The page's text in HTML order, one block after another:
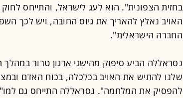
בחזית הצפונית". הוא לעג לישראל, והתייחס
האויב נאלץ להאריך את גיוס החובה, ויש לכך
החברה הישראלית".
נסראללה הביע סיפוק מהישגי ארגון טרור
שלנו להתיש את האויב בכלכלה, בכוח האדם
להפסיק את המלחמה". נסראללה התייחס גם